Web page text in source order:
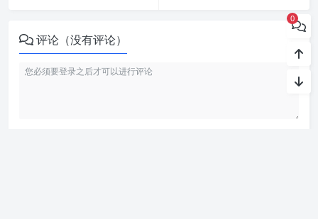
评论（没有评论）
0